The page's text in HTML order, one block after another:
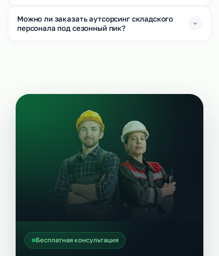
Можно ли заказать аутсорсинг складского
персонала под сезонный пик?
Бесплатная консультация